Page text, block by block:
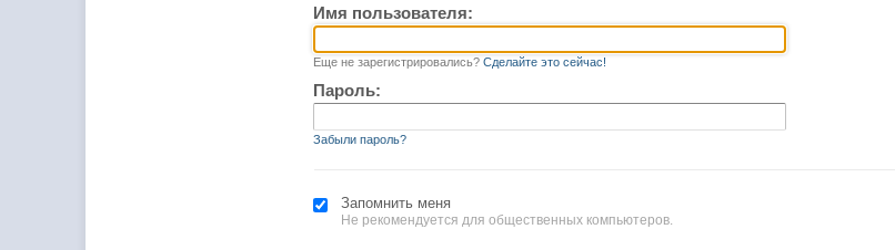
Имя пользователя:
Еще не зарегистрировались? Сделайте это сейчас!
Пароль:
Забыли пароль?
Запомнить меня
Не рекомендуется для общественных компьютеров.